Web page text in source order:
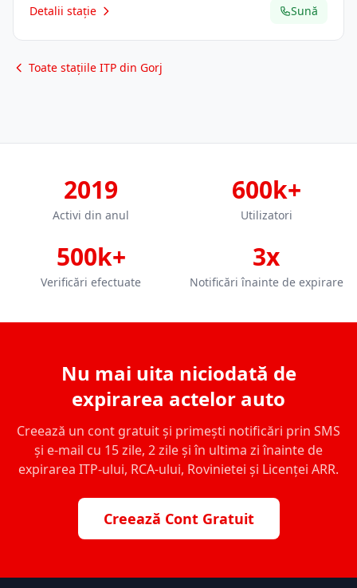
Detalii stație Sună
Toate stațiile ITP din Gorj
2019
Activi din anul
600k+
Utilizatori
500k+
Verificări efectuate
3x
Notificări înainte de expirare
Nu mai uita niciodată de
expirarea actelor auto
Creează un cont gratuit și primești notificări prin SMS
și e-mail cu 15 zile, 2 zile și în ultima zi înainte de
expirarea ITP-ului, RCA-ului, Rovinietei și Licenței ARR.
Creează Cont Gratuit